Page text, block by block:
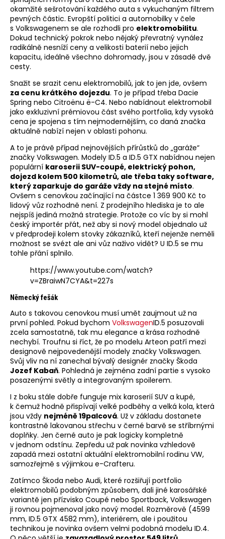
okamžité sešrotování každého auta s vykuchaným filtrem
pevných částic. Evropští politici a automobilky v čele
s Volkswagenem se ale rozhodli pro elektromobilitu.
Dokud technický pokrok nebo nějaký převratný vynález
radikálně nesníží ceny a velikosti baterií nebo jejich
kapacitu, ideálně všechno dohromady, jsou v zásadě dvě
cesty.
Snažit se srazit cenu elektromobilů, jak to jen jde, ovšem
za cenu krátkého dojezdu. To je případ třeba Dacie
Spring nebo Citroënu ë-C4. Nebo nabídnout elektromobil
jako exkluzivní prémiovou část svého portfolia, kdy vysoká
cena je spojena s tím nejmodernějším, co daná značka
aktuálně nabízí nejen v oblasti pohonu.
A to je právě případ nejnovějších přírůstků do „garáže“
značky Volkswagen. Modely ID.5 a ID.5 GTX nabídnou nejen
populární karoserii SUV-coupé, elektrický pohon,
dojezd kolem 500 kilometrů, ale třeba taky software,
který zaparkuje do garáže vždy na stejné místo.
Ovšem s cenovkou začínající na částce 1 369 900 Kč to
lidový vůz rozhodně není. Z prodejního hlediska je to ale
nejspíš jediná možná strategie. Protože co víc by si mohl
český importér přát, než aby si nový model objednalo už
v předprodeji kolem stovky zákazníků, kteří nejenže neměli
možnost se svézt ale ani vůz naživo vidět? U ID.5 se mu
tohle přání splnilo.
https://www.youtube.com/watch?
v=ZBraiwN7CYA&t=227s
Německý fešák
Auto s takovou cenovkou musí umět zaujmout už na
první pohled. Pokud bychom VolkswagenID.5 posuzovali
zcela samostatně, tak mu elegance a krása rozhodně
nechybí. Troufnu si říct, že po modelu Arteon patří mezi
designově nejpovedenější modely značky Volkswagen.
Svůj vliv na ní zanechal bývalý designér značky Škoda
Jozef Kabaň. Pohledná je zejména zadní partie s vysoko
posazenými světly a integrovaným spoilerem.
I z boku stále dobře funguje mix karoserií SUV a kupé,
k čemuž hodně přispívají velké podběhy a velká kola, která
jsou vždy nejméně 19palcová. Už v základu dostanete
kontrastně lakovanou střechu v černé barvě se stříbrnými
doplňky. Jen černé auto je pak logicky kompletně
v jednom odstínu. Zepředu už pak novinka vzhledově
zapadá mezi ostatní aktuální elektromobilní rodinu VW,
samozřejmě s výjimkou e-Crafteru.
Zatímco Škoda nebo Audi, které rozšiřují portfolio
elektromobilů podobným způsobem, dali jiné karosářské
variantě jen přízvisko Coupé nebo Sportback, Volkswagen
ji rovnou pojmenoval jako nový model. Rozměrově (4599
mm, ID.5 GTX 4582 mm), interiérem, ale i použitou
technikou je novinka ovšem velmi podobná modelu ID.4.